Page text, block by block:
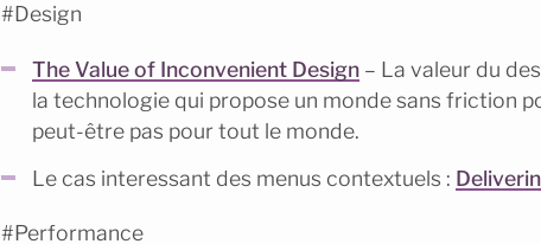
#Design
The Value of Inconvenient Design – La valeur du
la technologie qui propose un monde sans friction
peut-être pas pour tout le monde.
Le cas interessant des menus contextuels :
#Performance